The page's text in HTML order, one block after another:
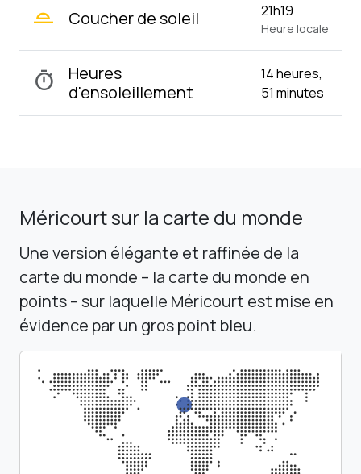
wb_twilight_2 Coucher de soleil 21h19
Heure locale
timer
Heures
d'ensoleillement
14 heures,
51 minutes
Méricourt sur la carte du monde
Une version élégante et raffinée de la
carte du monde – la carte du monde en
points – sur laquelle Méricourt est mise en
évidence par un gros point bleu.